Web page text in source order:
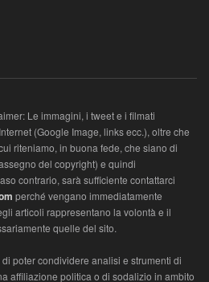
Le immagini, i tweet e i filmati
(Google Image, links ecc.), oltre che
riteniamo, in buona fede, che siano di
del copyright) e quindi
contrario, sarà sufficiente contattarci
perché vengano immediatamente
articoli rappresentano la volontà e il
quelle del sito.
poter condividere analisi e strumenti di
affiliazione politica o di sodalizio in ambito